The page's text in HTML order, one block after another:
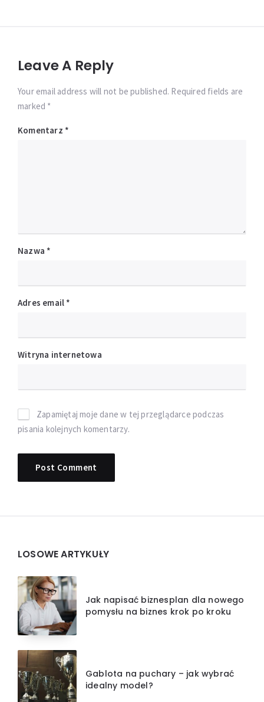
Leave A Reply
Your email address will not be published. Required fields are
marked *
Komentarz *
Nazwa *
Adres email *
Witryna internetowa
Zapamiętaj moje dane w tej przeglądarce podczas
pisania kolejnych komentarzy.
Widgets
LOSOWE ARTYKUŁY
Jak napisać biznesplan dla nowego
pomysłu na biznes krok po kroku
Gablota na puchary – jak wybrać
idealny model?